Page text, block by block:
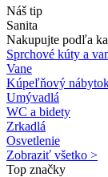
Náš tip
Sanita
Nakupujte podľa
Sprchové kúty a
Vane
Kúpeľňový
Umývadlá
WC a bidety
Zrkadlá
Osvetlenie
Zobraziť všetko >
Top značky